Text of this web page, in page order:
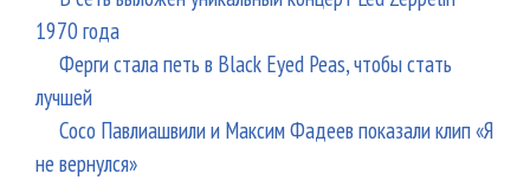
1970 года
Ферги стала петь в Black Eyed Peas, чтобы стать
лучшей
Сосо Павлиашвили и Максим Фадеев показали клип «Я
не вернулся»